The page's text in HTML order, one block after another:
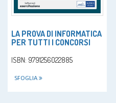
LA PROVA DI INFORMATICA
PER TUTTI I CONCORSI
ISBN: 9791256022885
SFOGLIA